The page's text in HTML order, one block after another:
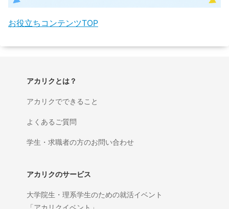
お役立ちコンテンツTOP
アカリクとは？
アカリクでできること
よくあるご質問
学生・求職者の方のお問い合わせ
アカリクのサービス
大学院生・理系学生のための就活イベント